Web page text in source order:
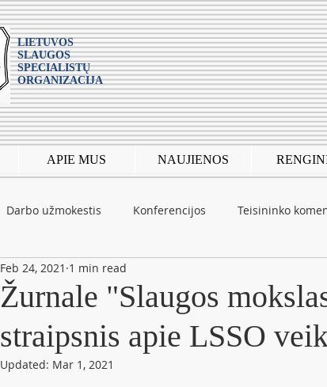
LIETUVOS
SLAUGOS
SPECIALISTŲ
ORGANIZACIJA
APIE MUS NAUJIENOS
Darbo užmokestis Konferencijos Teisininko
mokslas Tarptautinė patirtis
Žurnale "Slaugos
straipsnis apie LSSO
Feb 24, 2021 1 min read
Updated: Mar 1, 2021